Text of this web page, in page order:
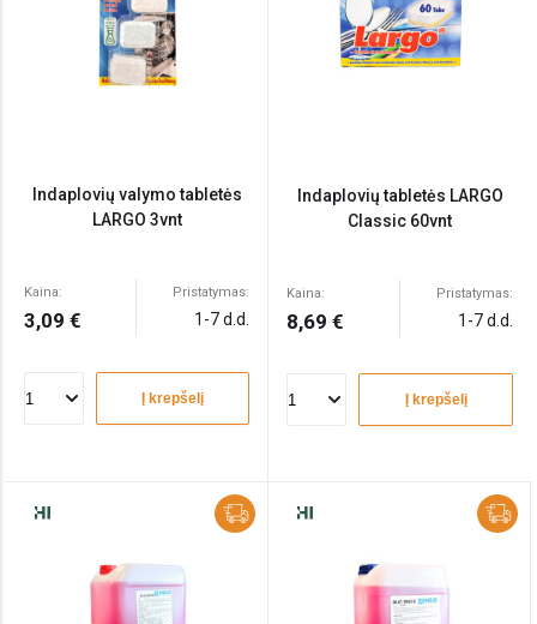
Indaplovių valymo tabletės
LARGO 3vnt
Kaina:
3,09 €
Pristatymas:
1-7 d.d.
Į krepšelį
Indaplovių tabletės LARGO
Classic 60vnt
Kaina:
8,69 €
Pristatymas:
1-7 d.d.
Į krepšelį